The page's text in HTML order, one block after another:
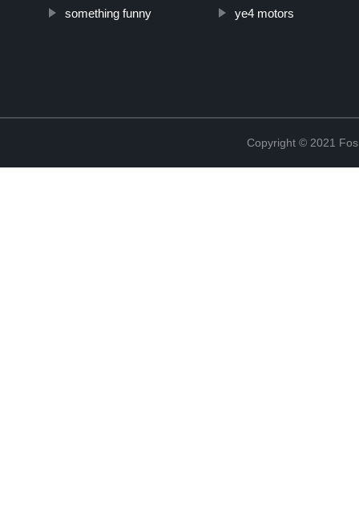
something funny ye4 motors
Copyright © 2021